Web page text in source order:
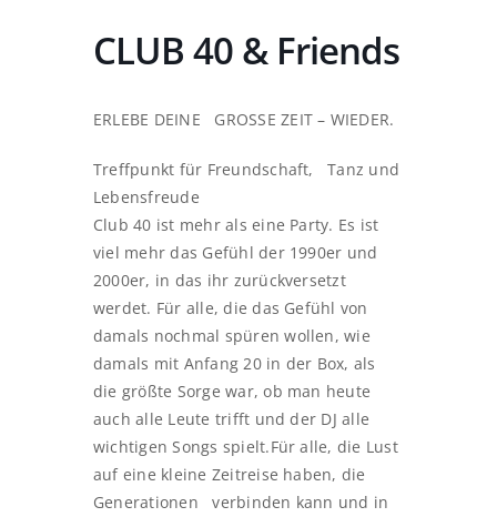
CLUB 40 & Friends
ERLEBE DEINE GROSSE ZEIT – WIEDER.
Treffpunkt für Freundschaft, Tanz und
Lebensfreude
Club 40 ist mehr als eine Party. Es ist
viel mehr das Gefühl der 1990er und
2000er, in das ihr zurückversetzt
werdet. Für alle, die das Gefühl von
damals nochmal spüren wollen, wie
damals mit Anfang 20 in der Box, als
die größte Sorge war, ob man heute
auch alle Leute trifft und der DJ alle
wichtigen Songs spielt.Für alle, die Lust
auf eine kleine Zeitreise haben, die
Generationen verbinden kann und in